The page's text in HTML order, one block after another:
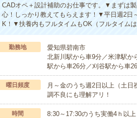
CADオペ＋設計補助のお仕事です。▼まずは
心！しっかり教えてもらえます！▼平日週2日
K！▼扶養内もフルタイムもOK（フルタイム
勤務地
愛知県碧南市
北新川駅から車9分／米津駅か
駅から車26分／刈谷駅から車
曜日頻度
月～金のうち週2日以上（土
調不良にも理解アリ！
時間
8:30～17:30のうち実働4ｈ以